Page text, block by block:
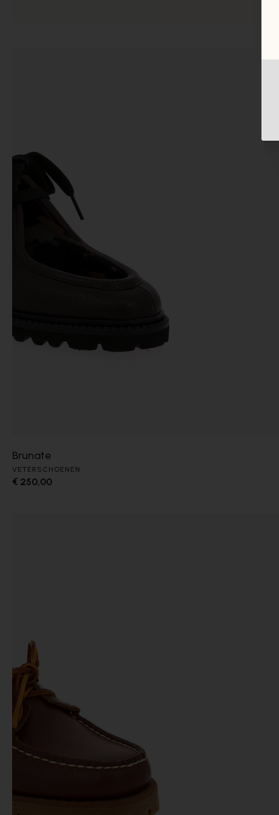
Brunate
VETERSCHOENEN
€ 250,00